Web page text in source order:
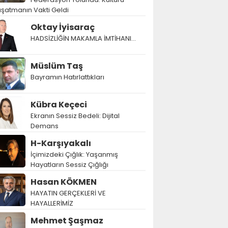
Vakti Geldi
Oktay İyisaraç
HADSİZLİĞİN MAKAMLA İMTİHANI…
Müslüm Taş
Bayramın Hatırlattıkları
Kübra Keçeci
Ekranın Sessiz Bedeli: Dijital
Demans
H-Karşıyakalı
İçimizdeki Çığlık: Yaşanmış
Hayatların Sessiz Çığlığı
Hasan KÖKMEN
HAYATIN GERÇEKLERİ VE
HAYALLERİMİZ
Mehmet Şaşmaz